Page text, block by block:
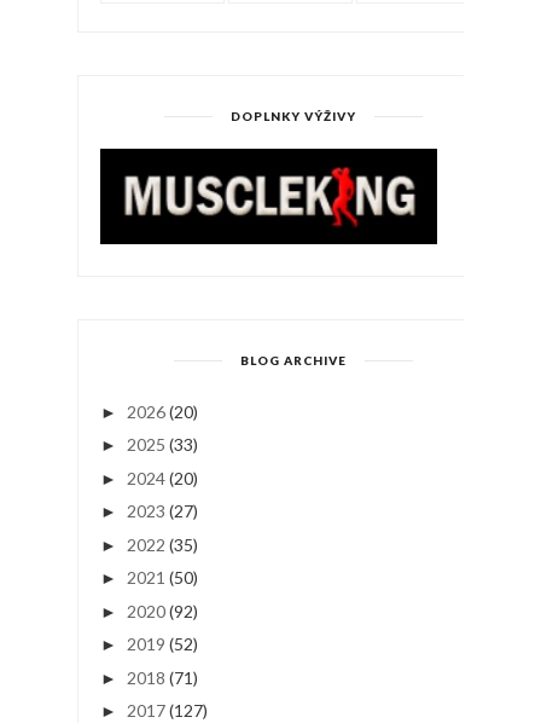
DOPLNKY VÝŽIVY
BLOG ARCHIVE
► 2026(20)
► 2025 (33)
► 2024(20)
► 2023 (27)
► 2022 (35)
► 2021 (50)
► 2020(92)
► 2019 (52)
► 2018 (71)
► 2017(127)